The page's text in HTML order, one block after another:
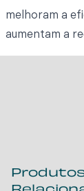
melhoram a
aumentam a